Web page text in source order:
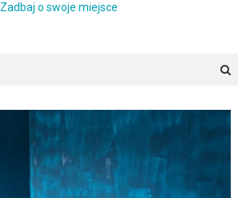
Zadbaj o swoje miejsce